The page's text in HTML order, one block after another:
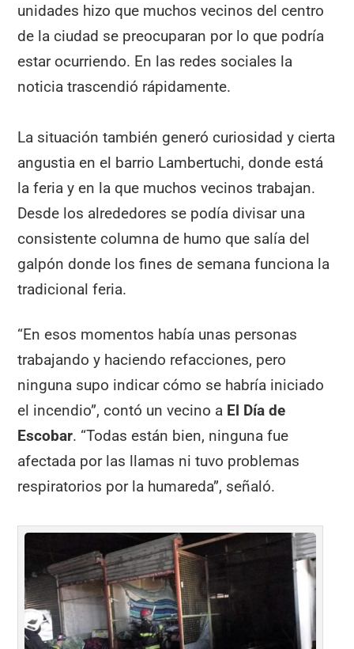
unidades hizo que muchos vecinos del centro
de la ciudad se preocuparan por lo que podría
estar ocurriendo. En las redes sociales la
noticia trascendió rápidamente.
La situación también generó curiosidad y cierta
angustia en el barrio Lambertuchi, donde está
la feria y en la que muchos vecinos trabajan.
Desde los alrededores se podía divisar una
consistente columna de humo que salía del
galpón donde los fines de semana funciona la
tradicional feria.
“En esos momentos había unas personas
trabajando y haciendo refacciones, pero
ninguna supo indicar cómo se habría iniciado
el incendio”, contó un vecino a El Día de
Escobar. “Todas están bien, ninguna fue
afectada por las llamas ni tuvo problemas
respiratorios por la humareda”, señaló.